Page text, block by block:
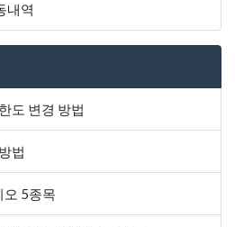
내역
도 변경 방법
법
오 5종목